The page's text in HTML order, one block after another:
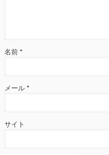
名前 *
メール *
サイト